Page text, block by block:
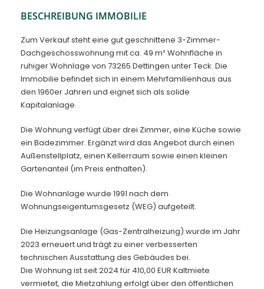
BESCHREIBUNG IMMOBILIE
Zum Verkauf steht eine gut geschnittene 3-Zimmer-
Dachgeschosswohnung mit ca. 49 m² Wohnfläche in
ruhiger Wohnlage von 73265 Dettingen unter Teck. Die
Immobilie befindet sich in einem Mehrfamilienhaus aus
den 1960er Jahren und eignet sich als solide
Kapitalanlage.
Die Wohnung verfügt über drei Zimmer, eine Küche sowie
ein Badezimmer. Ergänzt wird das Angebot durch einen
Außenstellplatz, einen Kellerraum sowie einen kleinen
Gartenanteil (im Preis enthalten).
Die Wohnanlage wurde 1991 nach dem
Wohnungseigentumsgesetz (WEG) aufgeteilt.
Die Heizungsanlage (Gas-Zentralheizung) wurde im Jahr
2023 erneuert und trägt zu einer verbesserten
technischen Ausstattung des Gebäudes bei.
Die Wohnung ist seit 2024 für 410,00 EUR Kaltmiete
vermietet, die Mietzahlung erfolgt über den öffentlichen